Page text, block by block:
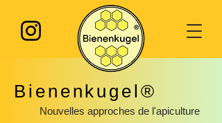
​Bienenkugel®
Nouvelles approches de l'apiculture